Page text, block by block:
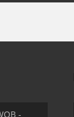
-